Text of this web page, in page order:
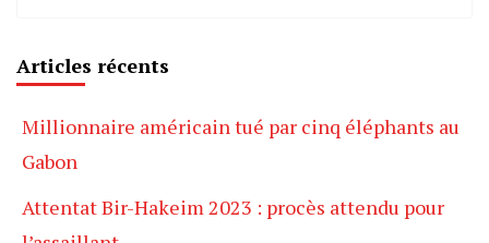
Articles récents
Millionnaire américain tué par cinq éléphants au
Gabon
Attentat Bir-Hakeim 2023 : procès attendu pour